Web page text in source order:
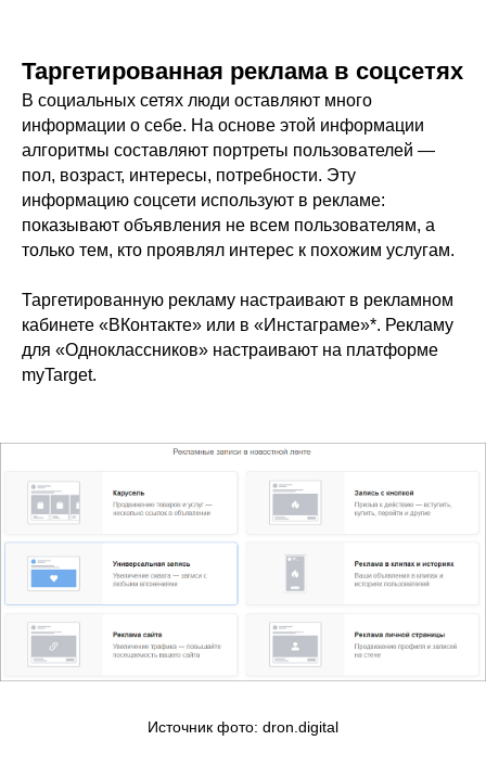
Таргетированная реклама в соцсетях
В социальных сетях люди оставляют много
информации о себе. На основе этой информации
алгоритмы составляют портреты пользователей —
пол, возраст, интересы, потребности. Эту
информацию соцсети используют в рекламе:
показывают объявления не всем пользователям, а
только тем, кто проявлял интерес к похожим услугам.
Таргетированную рекламу настраивают в рекламном
кабинете «ВКонтакте» или в «Инстаграме»*. Рекламу
для «Одноклассников» настраивают на платформе
myTarget.
Источник фото: dron.digital